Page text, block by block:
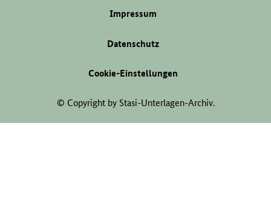
Impressum
Datenschutz
Cookie-Einstellungen
© Copyright by Stasi-Unterlagen-Archiv.